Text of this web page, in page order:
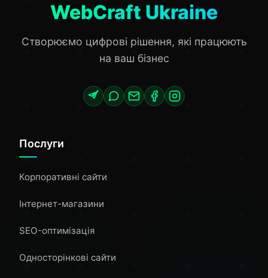
WebCraft Ukraine
Створюємо цифрові рішення, які працюють
на ваш бізнес
Послуги
Корпоративні сайти
Інтернет-магазини
SEO-оптимізація
Односторінкові сайти